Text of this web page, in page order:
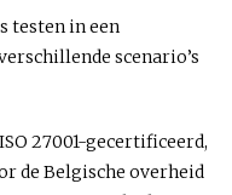
testen in een
scenario’s
27001-gecertificeerd,
de Belgische overheid